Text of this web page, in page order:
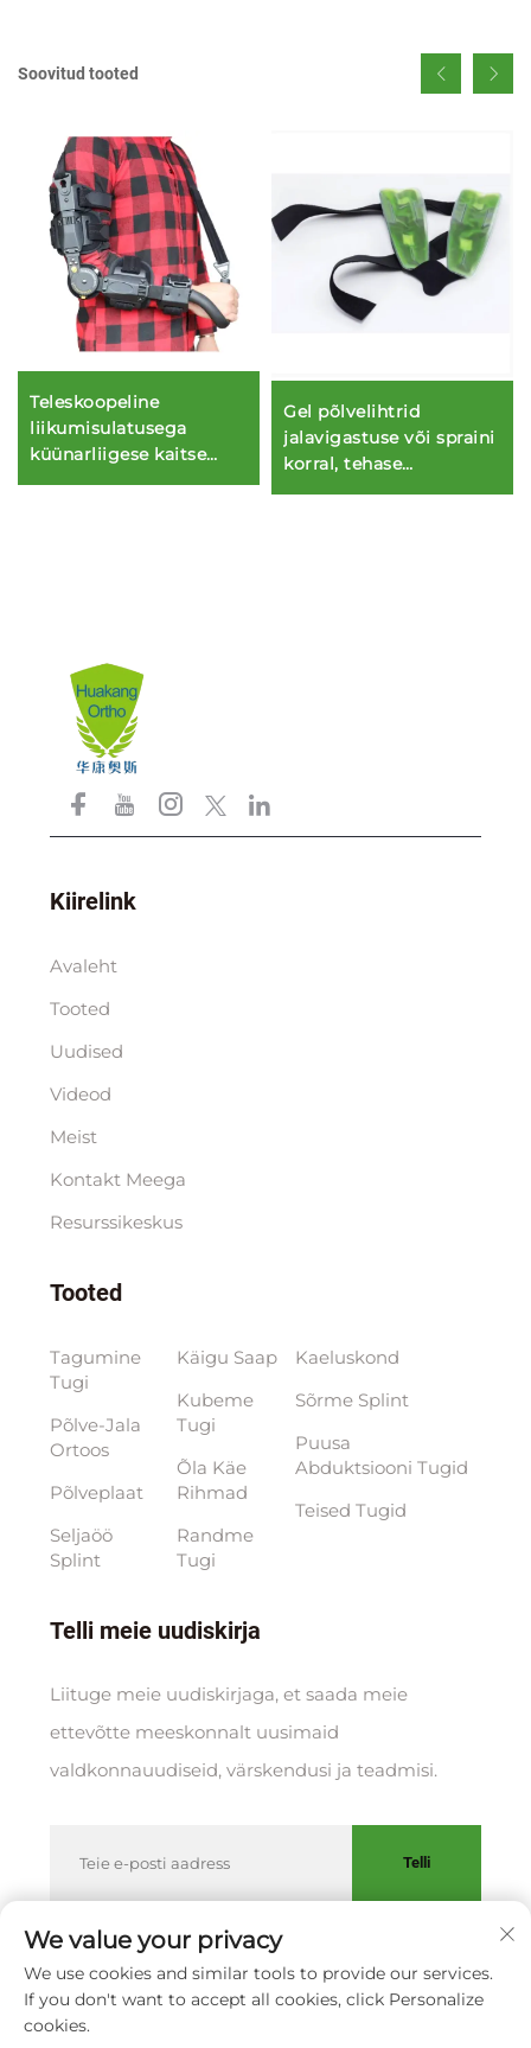
Soovitud tooted
Teleskoopeline
liikumisulatusega
küünarliigese kaitse
koos haardekaabuga
Gel põlvelihtrid
jalavigastuse või spraini
korral, tehase
müügipunkt
Kiirelink
Avaleht
Tooted
Uudised
Videod
Meist
Kontakt Meega
Resurssikeskus
Tooted
Tagumine
Tugi
Põlve-Jala
Ortoos
Põlveplaat
Seljaöö
Splint
Käigu Saap
Kubeme
Tugi
Õla Käe
Rihmad
Randme
Tugi
Kaeluskond
Sõrme Splint
Puusa
Abduktsiooni Tugid
Teised Tugid
Telli meie uudiskirja
Liituge meie uudiskirjaga, et saada meie
ettevõtte meeskonnalt uusimaid
valdkonnauudiseid, värskendusi ja teadmisi.
Telli
Autoriõigus © XIAMEN HUAKANG ORTHOPEDIC CO., LTD.
Privaatsuspoliitika
We value your privacy
We use cookies and similar tools to provide our services.
If you don't want to accept all cookies, click Personalize
cookies.